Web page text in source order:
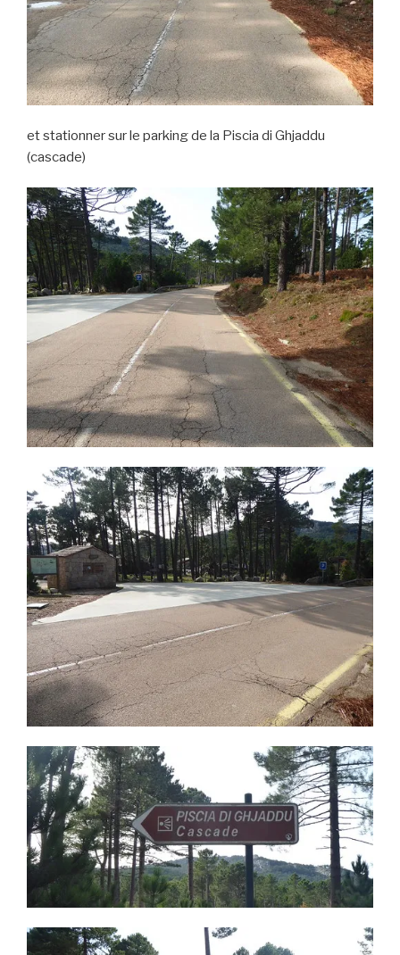
et stationner sur le parking de la Piscia di Ghjaddu
(cascade)